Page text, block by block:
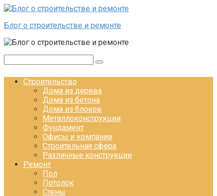
Перейти к контенту
Блог о строительстве и ремонте
Строительство
Дома из дерева
Дома из бетона
Дома из блоков
Металлоконструкции
Фундамент
Офисы и компании
Строительная сфера
Различные конструкции
Ремонт
Пол
Потолок
Стены